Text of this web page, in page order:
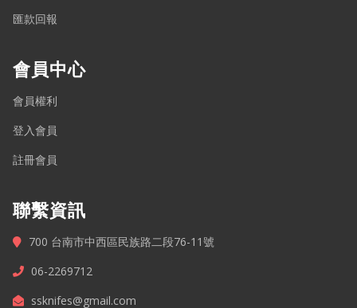
匯款回報
會員中心
會員權利
登入會員
註冊會員
聯繫資訊
700 台南市中西區民族路二段76-11號
06-2269712
ssknifes@gmail.com